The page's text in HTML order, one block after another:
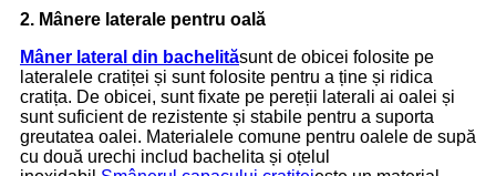
2. Mânere laterale pentru oală
Mâner lateral din bachelităsunt de obicei folosite pe
lateralele cratiței și sunt folosite pentru a ține și ridica
cratița. De obicei, sunt fixate pe pereții laterali ai oalei și
sunt suficient de rezistente și stabile pentru a suporta
greutatea oalei. Materialele comune pentru oalele de supă
cu două urechi includ bachelita și oțelul